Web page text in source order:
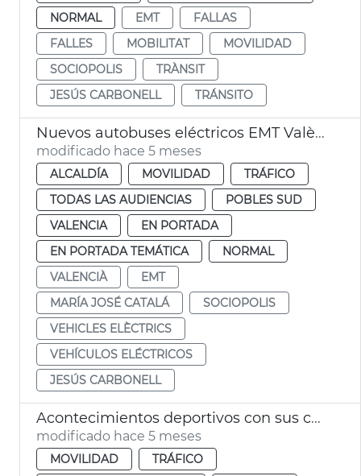
NORMAL
EMT
FALLAS
FALLES
MOBILITAT
MOVILIDAD
SOCIOPOLIS
TRÀNSIT
JESÚS CARBONELL
TRÁNSITO
Nuevos autobuses eléctricos EMT València y nueva línea Sociópolis
modificado hace 5 meses
ALCALDÍA MOVILIDAD
TRÁFICO
TODAS LAS AUDIENCIAS
POBLES SUD
VALENCIA
EN PORTADA
EN PORTADA TEMÁTICA
NORMAL
VALENCIÀ
EMT
MARÍA JOSÉ CATALÁ
SOCIOPOLIS
VEHICLES ELÈCTRICS
VEHÍCULOS ELÉCTRICOS
JESÚS CARBONELL
Acontecimientos deportivos con sus cortes de tráfico en València
modificado hace 5 meses
MOVILIDAD
TRÁFICO